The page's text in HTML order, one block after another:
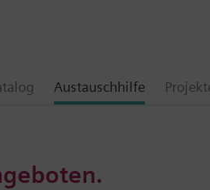
Austauschhilfe